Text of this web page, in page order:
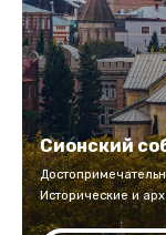
Сионский
Исторические и